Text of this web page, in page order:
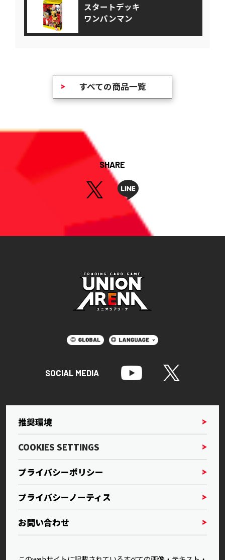
スタートデッキ
ワンパンマン
すべての商品一覧
SHARE
SOCIAL MEDIA
推奨環境
COOKIES SETTINGS
プライバシーポリシー
プライバシーノーティス
お問い合わせ